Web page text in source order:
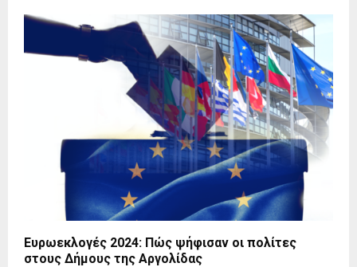
Ευρωεκλογές 2024: Πώς ψήφισαν οι πολίτες
στους Δήμους της Αργολίδας